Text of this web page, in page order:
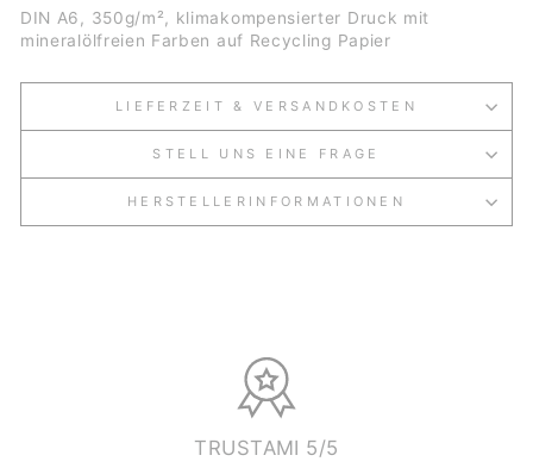
DIN A6, 350g/m², klimakompensierter Druck mit
mineralölfreien Farben auf Recycling Papier
LIEFERZEIT & VERSANDKOSTEN
STELL UNS EINE FRAGE
HERSTELLERINFORMATIONEN
TRUSTAMI 5/5